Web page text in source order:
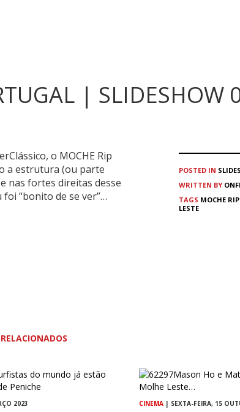
| SLIDESHOW
o MOCHE Rip
a estrutura (ou parte
nas fortes direitas desse
“bonito de se ver”…
POSTED IN
WRITTEN BY
TAGS MOCHE
LESTE
2023 CINEMA | SEXTA-FEIRA, 15